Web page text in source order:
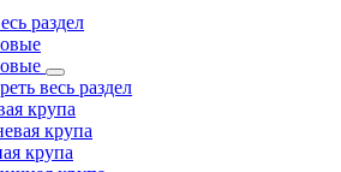
раздел
весь раздел
крупа
крупа
крупа